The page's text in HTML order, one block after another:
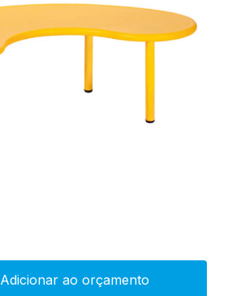
Adicionar ao orçamento